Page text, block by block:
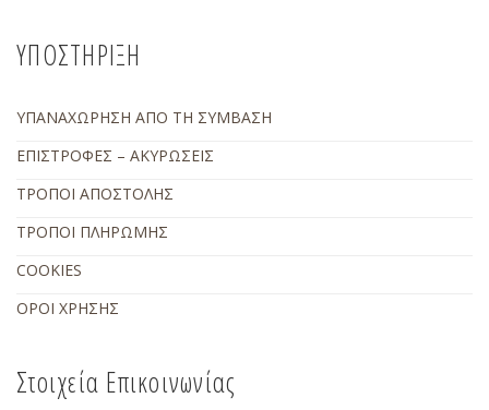
ΥΠΟΣΤΗΡΙΞΗ
ΥΠΑΝΑΧΩΡΗΣΗ ΑΠΟ ΤΗ ΣΥΜΒΑΣΗ
ΕΠΙΣΤΡΟΦΕΣ – ΑΚΥΡΩΣΕΙΣ
ΤΡΟΠΟΙ ΑΠΟΣΤΟΛΗΣ
ΤΡΟΠΟΙ ΠΛΗΡΩΜΗΣ
COOKIES
ΟΡΟΙ ΧΡΗΣΗΣ
Στοιχεία Επικοινωνίας